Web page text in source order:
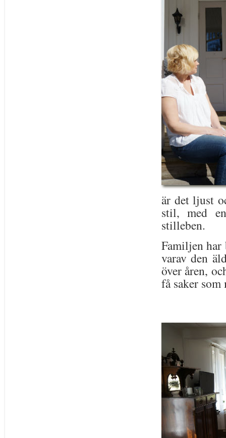
är det ljust
stil, med
stilleben.
Familjen
varav den
över åren,
få saker